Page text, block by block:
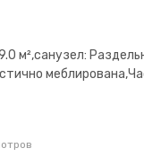
м²,санузел: